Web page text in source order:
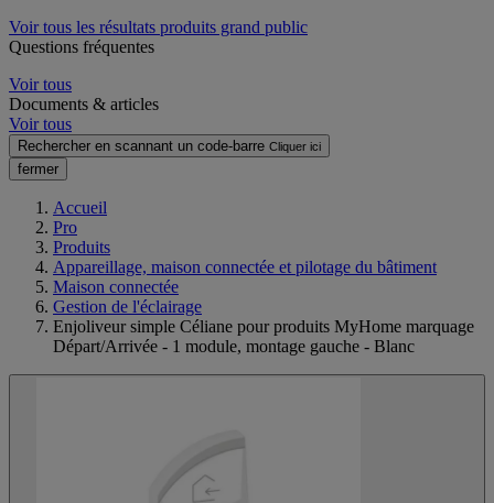
Voir tous les résultats produits grand public
Questions fréquentes
Voir tous
Documents & articles
Voir tous
Rechercher en scannant un code-barre Cliquer ici
fermer
Accueil
Pro
Produits
Appareillage, maison connectée et pilotage du bâtiment
Maison connectée
Gestion de l'éclairage
Enjoliveur simple Céliane pour produits MyHome marquage
Départ/Arrivée - 1 module, montage gauche - Blanc